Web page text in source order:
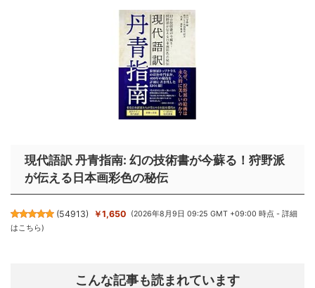
現代語訳 丹青指南: 幻の技術書が今蘇る！狩野派
が伝える日本画彩色の秘伝
(54913) ￥1,650 (2026年8月9日 09:25 GMT +09:00 時点 -詳細
はこちら)
こんな記事も読まれています